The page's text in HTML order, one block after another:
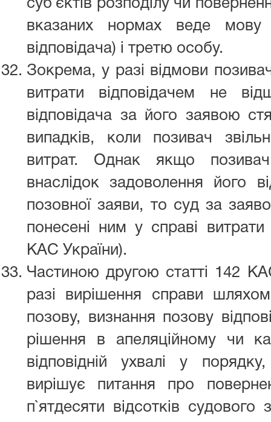
суб`єктів розподілу чи
вказаних нормах веде
відповідача) і третю особу.
Зокрема, у разі відмови
витрати відповідачем не
відповідача за його заявою
випадків, коли позивач
витрат. Однак якщо
внаслідок задоволення його
позовної заяви, то суд за
понесені ним у справі витрати
КАС України).
Частиною другою статті 142
разі вирішення справи
позову, визнання позову
рішення в апеляційному чи
відповідній ухвалі у
вирішує питання про
п`ятдесяти відсотків